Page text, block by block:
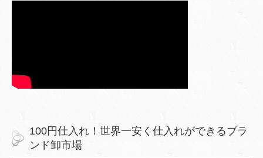
100円仕入れ！世界一安く仕入れができるブラ
ンド卸市場